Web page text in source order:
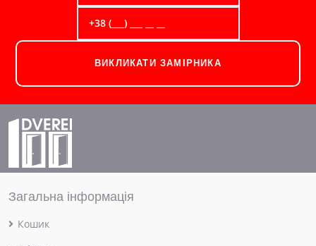
ВИКЛИКАТИ ЗАМІРНИКА
Загальна інформація
Кошик